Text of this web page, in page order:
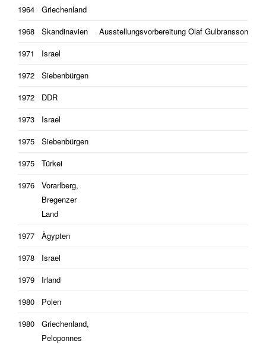
1964
Griechenland
1968
Skandinavien
Ausstellungsvorbereitung Olaf Gulbransson
1971
Israel
1972
Siebenbürgen
1972
DDR
1973
Israel
1975
Siebenbürgen
1975
Türkei
1976
Vorarlberg,
Bregenzer
Land
1977
Ägypten
1978
Israel
1979
Irland
1980
Polen
1980
Griechenland,
Peloponnes